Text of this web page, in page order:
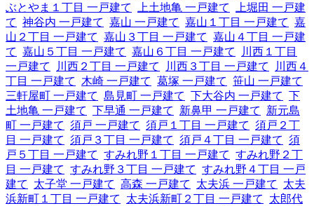
ぶとやま１丁目 一戸建て
上土地亀 一戸建て
上堀田 一戸建
て 神谷内 一戸建て 嘉山 一戸建て 嘉山１丁目 一戸建て 嘉
山２丁目 一戸建て 嘉山３丁目 一戸建て 嘉山４丁目 一戸建
て 嘉山５丁目 一戸建て 嘉山６丁目 一戸建て
川西１丁目
一戸建て
川西２丁目 一戸建て 川西３丁目 一戸建て
川西４
丁目 一戸建て
木崎 一戸建て 葛塚 一戸建て 笹山 一戸建て
三軒屋町 一戸建て 島見町 一戸建て 下大谷内 一戸建て 下
土地亀 一戸建て 下早通 一戸建て 新鼻甲 一戸建て
新元島
町 一戸建て 須戸 一戸建て 須戸１丁目 一戸建て 須戸２丁
目 一戸建て 須戸３丁目 一戸建て 須戸４丁目 一戸建て 須
戸５丁目 一戸建て すみれ野１丁目 一戸建て すみれ野２丁
目 一戸建て すみれ野３丁目 一戸建て すみれ野４丁目 一戸
建て
太子堂 一戸建て 高森 一戸建て 太夫浜 一戸建て
太夫
浜新町１丁目 一戸建て
太夫浜新町２丁目 一戸建て
太郎代